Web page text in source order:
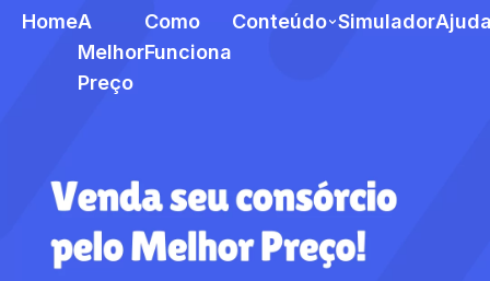
HomeA
Melhor
Preço
Como
Funciona
Conteúdo Simulador